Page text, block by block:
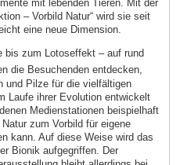
mit lebenden Tieren. Mit der
– Vorbild Natur“ wird sie seit
eine neue Dimension.
bis zum Lotoseffekt – auf rund
die Besuchenden entdecken,
und Pilze für die vielfältigen
Laufe ihrer Evolution entwickelt
Medienstationen beispielhaft
zum Vorbild für eigene
kann. Auf diese Weise wird das
Bionik aufgegriffen. Der